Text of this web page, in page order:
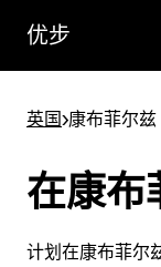
优步
英国>康布菲尔兹
在康布
计划在康布菲尔